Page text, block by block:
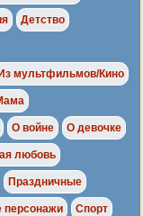
Детство
Из мультфильмов/Кино
О войне О девочке
любовь
Праздничные
персонажи Спорт